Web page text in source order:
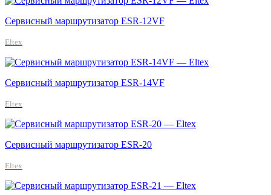
Сервисный маршрутизатор ESR-12VF
Eltex
Сервисный маршрутизатор ESR-14VF
Eltex
Сервисный маршрутизатор ESR-20
Eltex